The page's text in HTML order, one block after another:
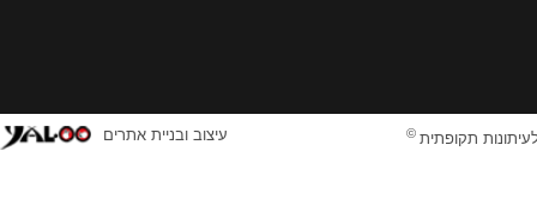
תקופתית © עיצוב ובניית אתרים